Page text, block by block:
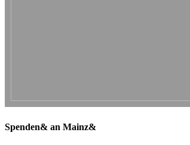
Spenden& an Mainz&